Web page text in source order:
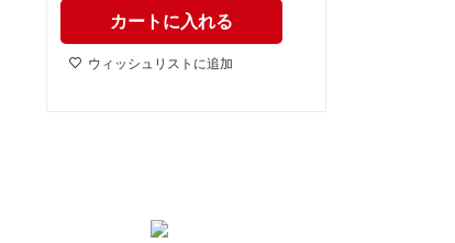
カートに入れる
ウィッシュリストに追加